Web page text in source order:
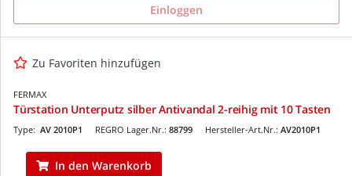
Einloggen
Zu Favoriten hinzufügen
FERMAX
Türstation Unterputz silber Antivandal 2-reihig mit 10 Tasten
REGRO Lager.Nr.: 88799
Type: AV 2010P1 Hersteller-Art.Nr.: AV2010P1
In den Warenkorb